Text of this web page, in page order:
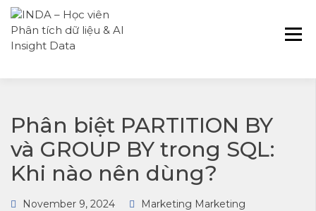
liệu & AI chuyên sâu cho ngành ngân
hàng – bảo hiểm – chứng khoán và
Phân biệt PARTITION BY
và GROUP BY trong SQL:
Khi nào nên dùng?
November 9, 2024
Marketing Marketing